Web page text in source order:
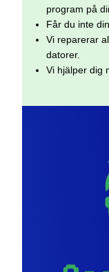
program på
Får du inte
Vi reparerar
datorer.
Vi hjälper dig